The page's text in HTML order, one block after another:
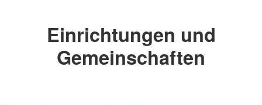
Einrichtungen und
Gemeinschaften